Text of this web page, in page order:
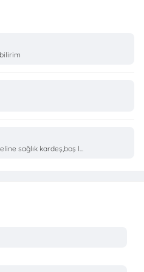
sağlık kardeş,boş l...